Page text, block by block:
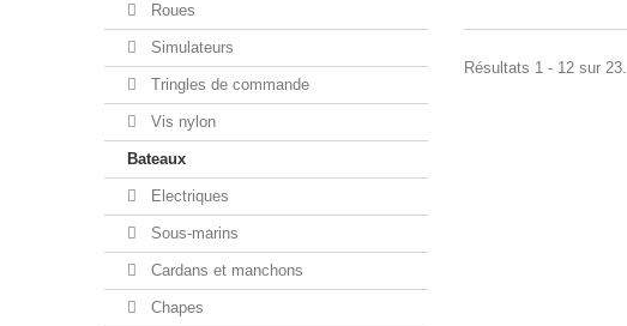
Roues
Simulateurs
Tringles de commande
Vis nylon
Bateaux
Electriques
Sous-marins
Cardans et manchons
Chapes
Résultats 1 - 12 sur 23.